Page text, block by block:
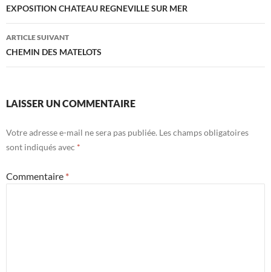
des
articles
EXPOSITION CHATEAU REGNEVILLE SUR MER
ARTICLE SUIVANT
CHEMIN DES MATELOTS
LAISSER UN COMMENTAIRE
Votre adresse e-mail ne sera pas publiée. Les champs obligatoires
sont indiqués avec *
Commentaire *